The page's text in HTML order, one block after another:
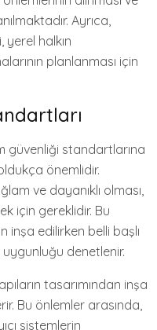
Ayrıca,
halkın
planlanması için
güvenliği standartlarına
önemlidir.
ve dayanıklı olması,
için gereklidir. Bu
inşa edilirken belli başlı
denetlenir.
tasarımından inşa
Bu önlemler arasında,
sistemlerin